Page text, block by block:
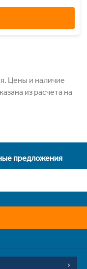
Цены и наличие
из расчета на
предложения